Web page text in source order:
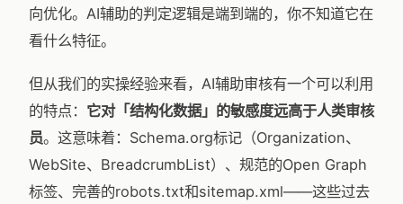
向优化。AI辅助的判定逻辑是端到端的，你不知道它在
看什么特征。
但从我们的实操经验来看，AI辅助审核有一个可以利用
的特点： 它对「结构化数据」的敏感度远高于人类审核
员。这意味着：Schema.org标记（Organization、
WebSite、BreadcrumbList）、规范的Open Graph
标签、完善的robots.txt和sitemap.xml——这些过去